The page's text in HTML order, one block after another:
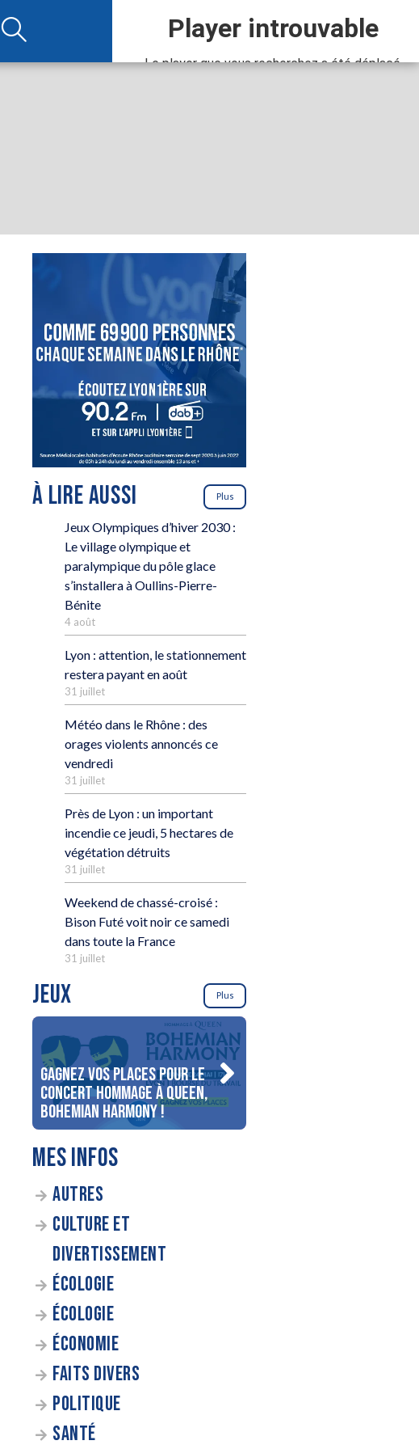
À LIRE AUSSI Plus
Jeux Olympiques d’hiver 2030 :
Le village olympique et
paralympique du pôle glace
s’installera à Oullins-Pierre-
Bénite
4 août
Lyon : attention, le stationnement
restera payant en août
31 juillet
Météo dans le Rhône : des
orages violents annoncés ce
vendredi
31 juillet
Près de Lyon : un important
incendie ce jeudi, 5 hectares de
végétation détruits
31 juillet
Weekend de chassé-croisé :
Bison Futé voit noir ce samedi
dans toute la France
31 juillet
JEUX Plus
Gagnez vos places pour le
concert Hommage à Queen,
Bohemian Harmony !
MES INFOS
AUTRES
CULTURE ET
DIVERTISSEMENT
ÉCOLOGIE
ÉCOLOGIE
ÉCONOMIE
FAITS DIVERS
POLITIQUE
SANTÉ